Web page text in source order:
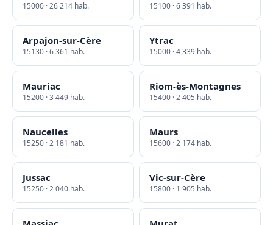
15000 · 26 214 hab. 15100 · 6 391 hab.
Arpajon-sur-Cère
15130 · 6 361 hab.
Ytrac
15000 · 4 339 hab.
Mauriac
15200 · 3 449 hab.
Riom-ès-Montagnes
15400 · 2 405 hab.
Naucelles
15250 · 2 181 hab.
Maurs
15600 · 2 174 hab.
Jussac
15250 · 2 040 hab.
Vic-sur-Cère
15800 · 1 905 hab.